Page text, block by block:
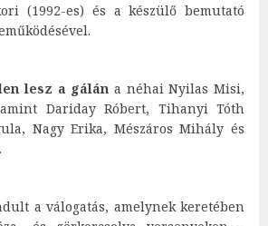
(1992-es) és a készülő bemutató
lesz a gálán a néhai Nyilas Misi,
Dariday Róbert, Tihanyi Tóth
Nagy Erika, Mészáros Mihály és
a válogatás, amelynek keretében